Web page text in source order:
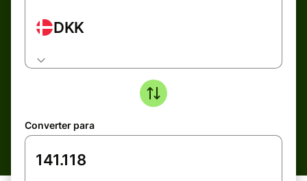
DKK
Converter para